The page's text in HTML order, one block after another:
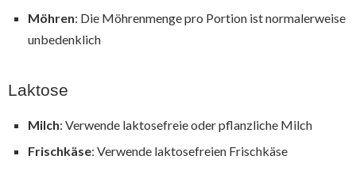
Möhren: Die Möhrenmenge pro Portion ist normalerweise
unbedenklich
Laktose
Milch: Verwende laktosefreie oder pflanzliche Milch
Frischkäse: Verwende laktosefreien Frischkäse